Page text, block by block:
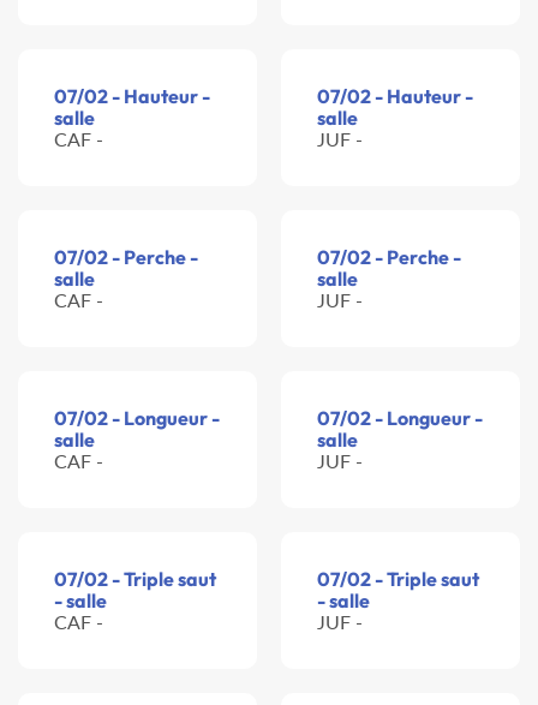
07/02 - Hauteur -
salle
CAF -
07/02 - Hauteur -
salle
JUF -
07/02 - Perche -
salle
CAF -
07/02 - Perche -
salle
JUF -
07/02 - Longueur -
salle
CAF -
07/02 - Longueur -
salle
JUF -
07/02 - Triple saut
- salle
CAF -
07/02 - Triple saut
- salle
JUF -